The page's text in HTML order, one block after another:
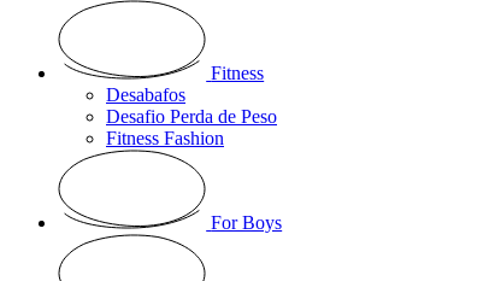
Fitness
Desabafos
Desafio Perda de Peso
Fitness Fashion
For Boys